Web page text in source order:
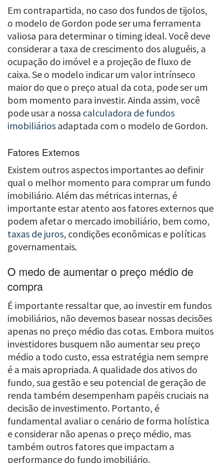
Em contrapartida, no caso dos fundos de tijolos,
o modelo de Gordon pode ser uma ferramenta
valiosa para determinar o timing ideal. Você deve
considerar a taxa de crescimento dos aluguéis, a
ocupação do imóvel e a projeção de fluxo de
caixa. Se o modelo indicar um valor intrínseco
maior do que o preço atual da cota, pode ser um
bom momento para investir. Ainda assim, você
pode usar a nossa calculadora de fundos
imobiliários adaptada com o modelo de Gordon.
Fatores Externos
Existem outros aspectos importantes ao definir
qual o melhor momento para comprar um fundo
imobiliário. Além das métricas internas, é
importante estar atento aos fatores externos que
podem afetar o mercado imobiliário, bem como,
taxas de juros, condições econômicas e políticas
governamentais.
O medo de aumentar o preço médio de
compra
É importante ressaltar que, ao investir em fundos
imobiliários, não devemos basear nossas decisões
apenas no preço médio das cotas. Embora muitos
investidores busquem não aumentar seu preço
médio a todo custo, essa estratégia nem sempre
é a mais apropriada. A qualidade dos ativos do
fundo, sua gestão e seu potencial de geração de
renda também desempenham papéis cruciais na
decisão de investimento. Portanto, é
fundamental avaliar o cenário de forma holística
e considerar não apenas o preço médio, mas
também outros fatores que impactam a
performance do fundo imobiliário.